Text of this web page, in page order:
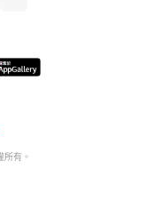
有。